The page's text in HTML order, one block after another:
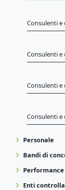
Consulenti e
Consulenti e
Consulenti e
Consulenti e
Personale
Bandi di
Performance
Enti